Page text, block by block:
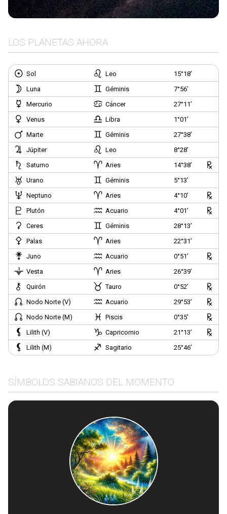
LOS PLANETAS AHORA
Sol Leo
15°18’
Luna
Géminis
7°56’
Mercurio
Cáncer
27°11’
Venus
Libra
1°01’
Marte
Géminis
27°38’
Júpiter
Leo
8°28’
Saturno
Aries
14°38’
Urano
Géminis
5°13’
Neptuno
Aries
4°10’
Plutón
Acuario
4°01’
Ceres
Géminis
28°13’
Palas
Aries
22°31’
Juno
Acuario
0°51’
Vesta
Aries
26°39’
Quirón
Tauro
0°52’
Nodo Norte (V)
Acuario
29°53’
Nodo Norte (M)
Piscis
0°35’
Lilith (V)
Capricornio
21°13’
Lilith (M)
Sagitario 25°46’
SÍMBOLOS SABIANOS DEL MOMENTO